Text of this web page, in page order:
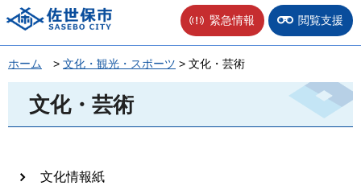
佐世保市 緊急情報 閲覧支援
ホーム > 文化・観光・スポーツ > 文化・芸術
文化・芸術
文化情報紙